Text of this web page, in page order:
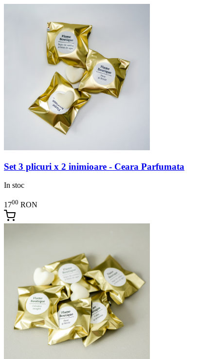
Set 3 plicuri x 2 inimioare - Ceara Parfumata
In stoc
1700 RON